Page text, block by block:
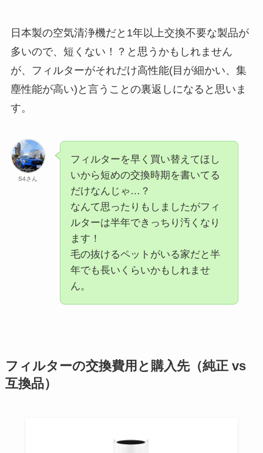
日本製の空気清浄機だと1年以上交換不要な製品が
多いので、短くない！？と思うかもしれません
が、フィルターがそれだけ高性能(目が細かい、集
塵性能が高い)と言うことの裏返しになると思いま
す。
S4さん
フィルターを早く買い替えてほし
いから短めの交換時期を書いてる
だけなんじゃ…？
なんて思ったりもしましたがフィ
ルターは半年できっちり汚くなり
ます！
毛の抜けるペットがいる家だと半
年でも長いくらいかもしれませ
ん。
フィルターの交換費用と購入先（純正 vs
互換品）